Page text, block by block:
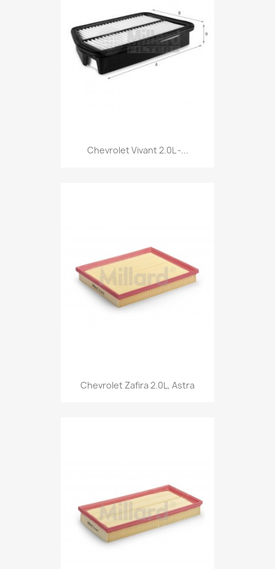
Chevrolet Vivant 2.0L -...
Chevrolet Zafira 2.0L, Astra